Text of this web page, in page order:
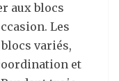
aux blocs
Les
variés,
et